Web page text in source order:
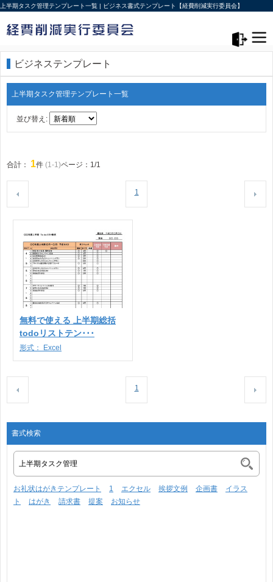
上半期タスク管理テンプレート一覧 | ビジネス書式テンプレート【経費削減実行委員会】
ビジネステンプレート
上半期タスク管理テンプレート一覧
並び替え:
合計： 1件 (1-1)ページ：1/1
1
無料で使える 上半期総括
todoリストテン･･･
形式： Excel
1
書式検索
お礼状はがきテンプレート 1 エクセル 挨拶文例 企画書
イラス
ト
はがき 請求書 提案 お知らせ